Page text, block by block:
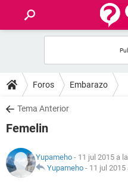
FOROS
SALUD
NUTRICIÓN
Foros Embarazo
Tema Anterior
Femelin
Yupameho - 11 jul 2015 a
Yupameho - 11 jul 2015